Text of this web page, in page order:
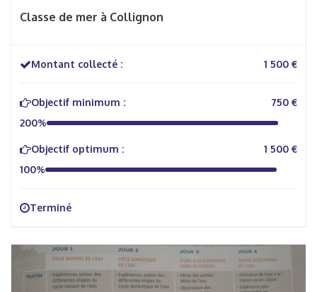
Classe de mer à Collignon
Montant collecté : 1 500 €
Objectif minimum :
750 €
200%
Objectif optimum :
1 500 €
100%
Terminé